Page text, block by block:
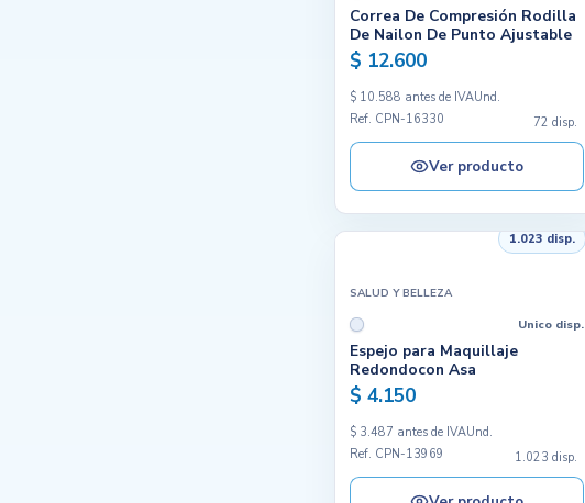
Correa De Compresión Rodilla
De Nailon De Punto Ajustable
$ 12.600
$ 10.588 antes de IVAUnd.
Ref. CPN-16330
72 disp.
Ver producto
1.023 disp.
SALUD Y BELLEZA
Unico disp.
Espejo para Maquillaje
Redondocon Asa
$ 4.150
$ 3.487 antes de IVAUnd.
Ref. CPN-13969
1.023 disp.